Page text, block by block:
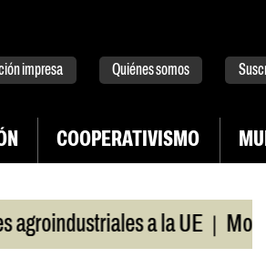
impresa Quiénes somos
COOPERATIVISMO
a la UE |